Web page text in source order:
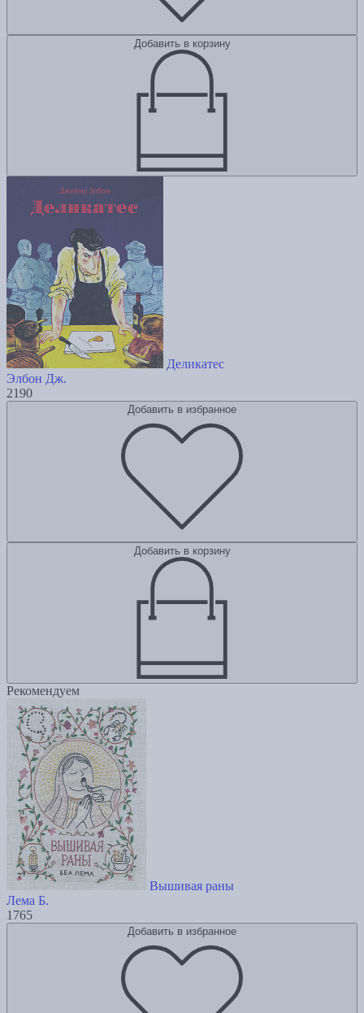
Добавить в корзину
Деликатес
Элбон Дж.
2190
Добавить в избранное
Добавить в корзину
Рекомендуем
Вышивая раны
Лема Б.
1765
Добавить в избранное